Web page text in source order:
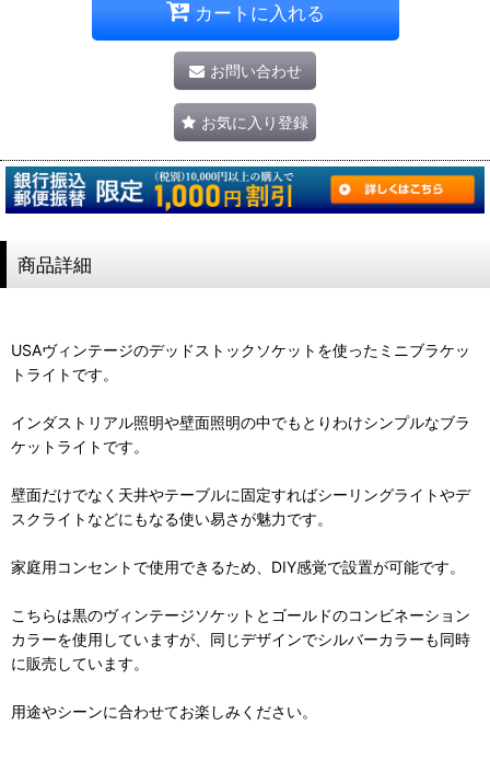
カートに入れる
お問い合わせ
お気に入り登録
商品詳細
USAヴィンテージのデッドストックソケットを使ったミニブラケッ
トライトです。
インダストリアル照明や壁面照明の中でもとりわけシンプルなブラ
ケットライトです。
壁面だけでなく天井やテーブルに固定すればシーリングライトやデ
スクライトなどにもなる使い易さが魅力です。
家庭用コンセントで使用できるため、DIY感覚で設置が可能です。
こちらは黒のヴィンテージソケットとゴールドのコンビネーション
カラーを使用していますが、同じデザインでシルバーカラーも同時
に販売しています。
用途やシーンに合わせてお楽しみください。